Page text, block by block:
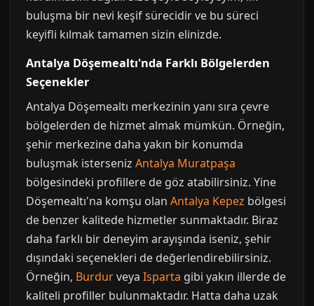
buluşma bir nevi keşif sürecidir ve bu süreci
keyifli kılmak tamamen sizin elinizde.
Antalya Döşemealtı'nda Farklı Bölgelerden
Seçenekler
Antalya Döşemealtı merkezinin yanı sıra çevre
bölgelerden de hizmet almak mümkün. Örneğin,
şehir merkezine daha yakın bir konumda
buluşmak isterseniz Antalya Muratpaşa
bölgesindeki profillere de göz atabilirsiniz. Yine
Döşemealtı'na komşu olan Antalya Kepez bölgesi
de benzer kalitede hizmetler sunmaktadır. Biraz
daha farklı bir deneyim arayışında iseniz, şehir
dışındaki seçenekleri de değerlendirebilirsiniz.
Örneğin, Burdurveya Isparta gibi yakın illerde de
kaliteli profiller bulunmaktadır. Hatta daha uzak